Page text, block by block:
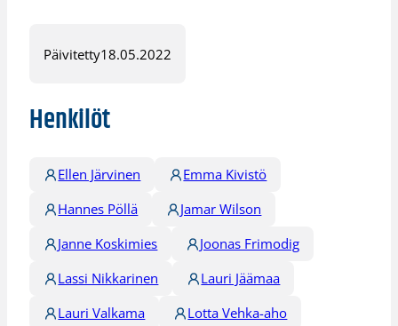
Päivitetty18.05.2022
Henkilöt
Ellen Järvinen
Emma Kivistö
Hannes Pöllä
Jamar Wilson
Janne Koskimies
Joonas Frimodig
Lassi Nikkarinen
Lauri Jäämaa
Lauri Valkama
Lotta Vehka-aho